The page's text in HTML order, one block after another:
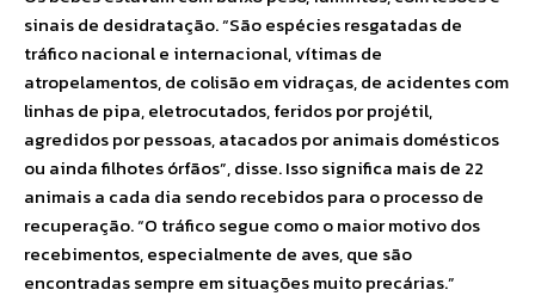
sinais de desidratação. “São espécies resgatadas de
tráfico nacional e internacional, vítimas de
atropelamentos, de colisão em vidraças, de acidentes com
linhas de pipa, eletrocutados, feridos por projétil,
agredidos por pessoas, atacados por animais domésticos
ou ainda filhotes órfãos”, disse. Isso significa mais de 22
animais a cada dia sendo recebidos para o processo de
recuperação. “O tráfico segue como o maior motivo dos
recebimentos, especialmente de aves, que são
encontradas sempre em situações muito precárias.”